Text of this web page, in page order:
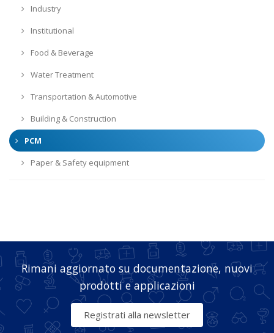
Industry
Institutional
Food & Beverage
Water Treatment
Transportation & Automotive
Building & Construction
PCM
Paper & Safety equipment
Rimani aggiornato su documentazione, nuovi
prodotti e applicazioni
Registrati alla newsletter